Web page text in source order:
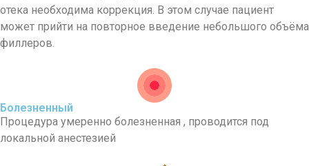
отека необходима коррекция. В этом случае пациент
может прийти на повторное введение небольшого объёма
филлеров.
Болезненный
Процедура умеренно болезненная , проводится под
локальной анестезией